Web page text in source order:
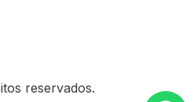
reservados.